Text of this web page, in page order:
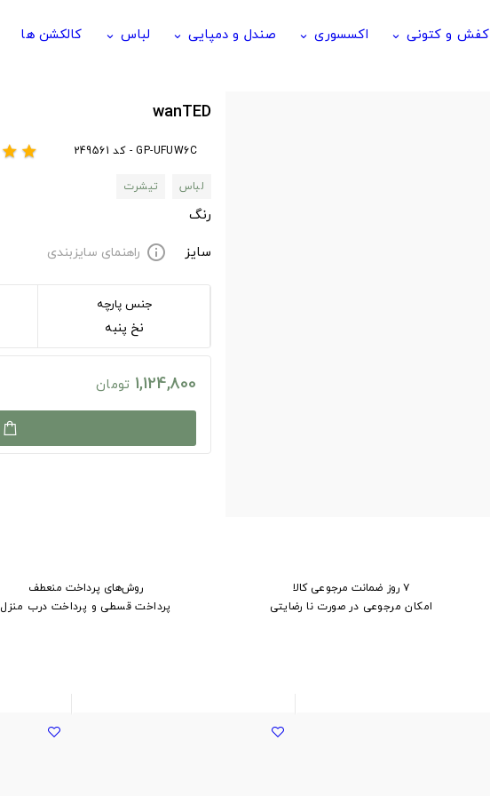
کفش و کتونی keyboard_arrow_down اکسسوری keyboard_arrow_down صندل و دمپایی keyboard_arrow_down لباس keyboard_arrow_down کالکشن ها
wanTED
GP-UFUW6C - کد 249561 star
star
لباس
تیشرت
رنگ
سایز
info راهنمای سایزبندی
جنس پارچه
نخ پنبه
1,124,800 تومان
۷ روز ضمانت مرجوعی کالا
امکان مرجوعی در صورت نا رضایتی
روش‌های پرداخت منعطف
پرداخت قسطی و پرداخت درب منزل